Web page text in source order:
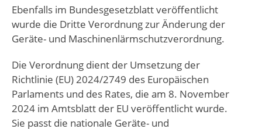
Ebenfalls im Bundesgesetzblatt veröffentlicht
wurde die Dritte Verordnung zur Änderung der
Geräte- und Maschinenlärmschutzverordnung.
Die Verordnung dient der Umsetzung der
Richtlinie (EU) 2024/2749 des Europäischen
Parlaments und des Rates, die am 8. November
2024 im Amtsblatt der EU veröffentlicht wurde.
Sie passt die nationale Geräte- und